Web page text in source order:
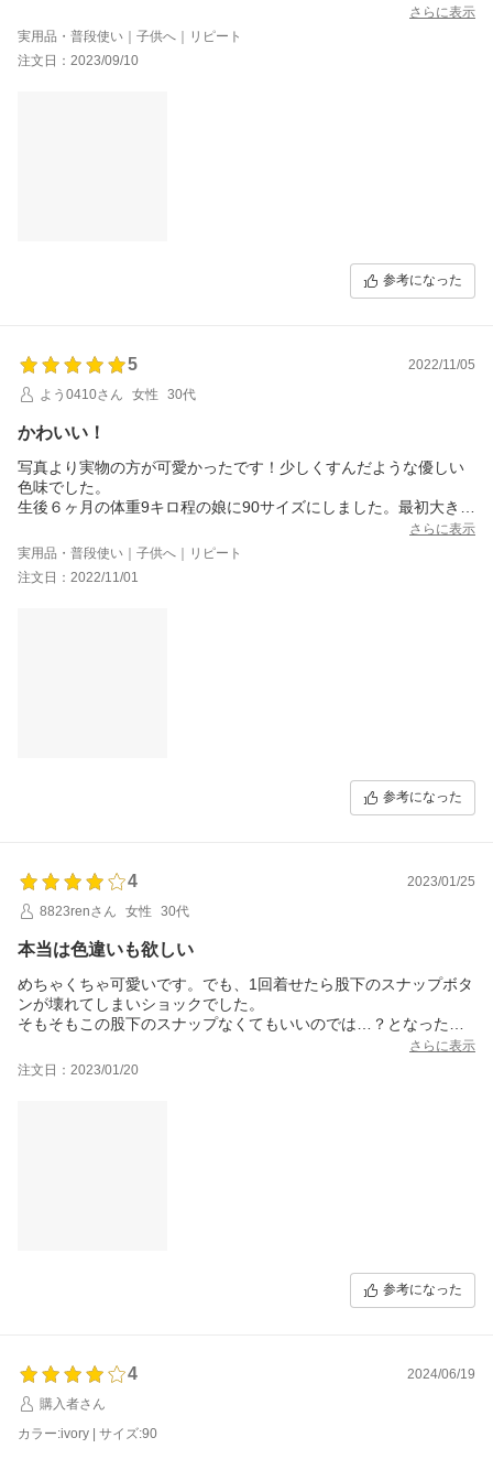
かったのですが、商品についてるタグが逆さまに縫われてまし
た。アイボリーは普通についていたのでこの商品だけが逆さまに
ついてたみたいです。外側についてるものなのでそこが残念でし
た。
さらに表示
実用品・普段使い｜子供へ｜リピート
注文日：2023/09/10
参考になった
5
2022/11/05
よう0410さん
女性 30代
かわいい！
写真より実物の方が可愛かったです！少しくすんだような優しい
色味でした。
生後６ヶ月の体重9キロ程の娘に90サイズにしました。最初大きす
ぎたかなと思いましたが、着せてみるとほんの少し大きいくらい
で、80にしてたらすぐサイズアウトしてただろうなと、、90にし
て良かったです！着せれるうちに沢山着せたいと思います。
さらに表示
実用品・普段使い｜子供へ｜リピート
注文日：2022/11/01
参考になった
4
2023/01/25
8823renさん
女性 30代
本当は色違いも欲しい
めちゃくちゃ可愛いです。でも、1回着せたら股下のスナップボタ
ンが壊れてしまいショックでした。
そもそもこの股下のスナップなくてもいいのでは…？となったの
さらに表示
注文日：2023/01/20
参考になった
4
2024/06/19
購入者さん
カラー:ivory | サイズ:90